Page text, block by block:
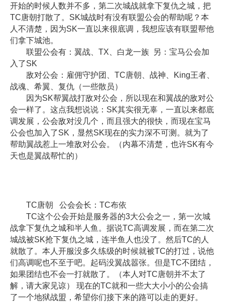
开始的时候人数并不多，第二次城战就拿下复仇之城，把
TC唐朝打散了。SK城战时有没有联盟公会的帮助呢？本
人不清楚，因为SK一直以来很底调，我想应该有联盟帮他
们拿下城池。
联盟公会有：翼战、TX、白龙一族 另：宝马公会加
入了SK
敌对公会：雇佣守护团、TC唐朝、战神、King王者、
战魂、希翼、复仇（一些散员）
因为SK帮翼战打敌对公会，所以现在和翼战的敌对公
会一样了。这点我想说说：SK其实很无辜，一直以来都底
调发展，公会敌对没几个，而且强大的很快，而现在宝马
公会也加入了SK，显然SK现在的实力深不可测。就为了
帮助翼战惹上一堆敌对公会。（内幕不清楚，也许SK有今
天也是翼战帮忙的）
TC唐朝 公会会长：TC布依
TC这个公会开始是服务器的3大公会之一，第一次城
战拿下复仇之城和半人鱼。据说TC高调发展，而在第二次
城战被SK抢下复仇之城，连半鱼人也没了。然后TC的人
就散了。本人开服没多久练级的时候就被TC的打过，说他
们高调呢也不至于吧。起码没翼战嚣张。但是TC不团结，
如果团结也不会一打就散了。（本人对TC唐朝并不太了
解，请大家见谅） 现在的TC就和一些大大小小的公会搞
了一个地狱战盟，希望你们接下来的路可以走的更好。